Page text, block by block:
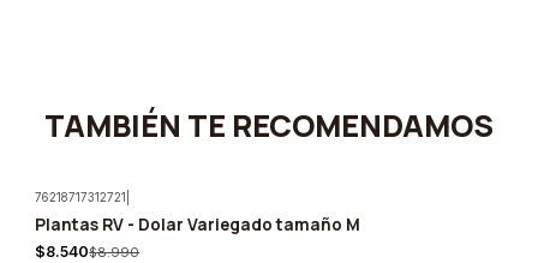
TAMBIÉN TE RECOMENDAMOS
-5%
76218717312721
Plantas RV - Dolar Variegado tamaño M
$8.540$8.990